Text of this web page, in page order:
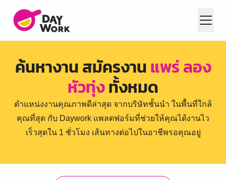
ค้นหางาน สมัครงานแพร่ ลอง
หัวทุ่งทั้งหมด
ตำแหน่งงานคุณภาพดีล่าสุด จากบริษัทชั้นนำ ในพื้นที่ใกล้
คุณที่สุด กับ Daywork แพลตฟอร์มที่ช่วยให้คุณได้งานไว
เร็วสุดใน 1 ชั่วโมง เส้นทางต่อไปในอาชีพรอคุณอยู่